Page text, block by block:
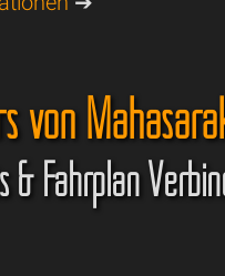
von
& Fahrplan